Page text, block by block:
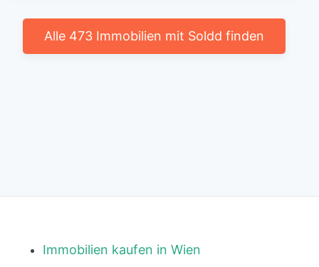
Alle 473 Immobilien mit Soldd finden
Immobilien kaufen in Wien